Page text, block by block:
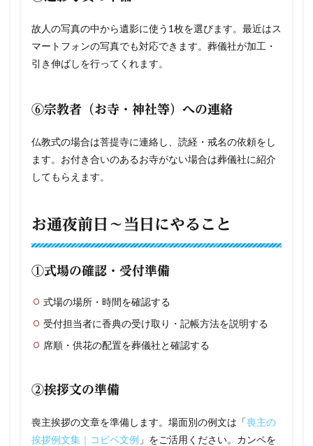
故人の写真の中から遺影に使う1枚を選びます。最近はス
マートフォンの写真でも対応できます。葬儀社が加工・
引き伸ばしを行ってくれます。
⑥宗教者（お寺・神社等）への連絡
仏教式の場合は菩提寺に連絡し、読経・戒名の依頼をし
ます。お付き合いのあるお寺がない場合は葬儀社に紹介
してもらえます。
お通夜前日〜当日にやること
①式場の確認・受付準備
式場の場所・時間を確認する
受付担当者に香典の受け取り・記帳方法を説明する
席順・供花の配置を葬儀社と確認する
②挨拶文の準備
喪主挨拶の文章を準備します。場面別の例文は「喪主の
挨拶例文集｜コピペ文例 」をご活用ください。カンペを